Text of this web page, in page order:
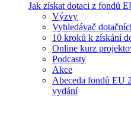
Jak získat dotaci z fondů
Výzvy
Vyhledávač
10 kroků k získání
Online kurz
Podcasty
Akce
Abeceda fondů EU
vydání